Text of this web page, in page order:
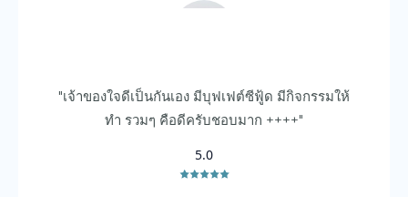
"เจ้าของใจดีเป็นกันเอง มีบุฟเฟต์ซีฟู้ด มีกิจกรรมให้
ทำ รวมๆ คือดีครับชอบมาก ++++"
5.0